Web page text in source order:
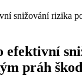
efektivní
práh